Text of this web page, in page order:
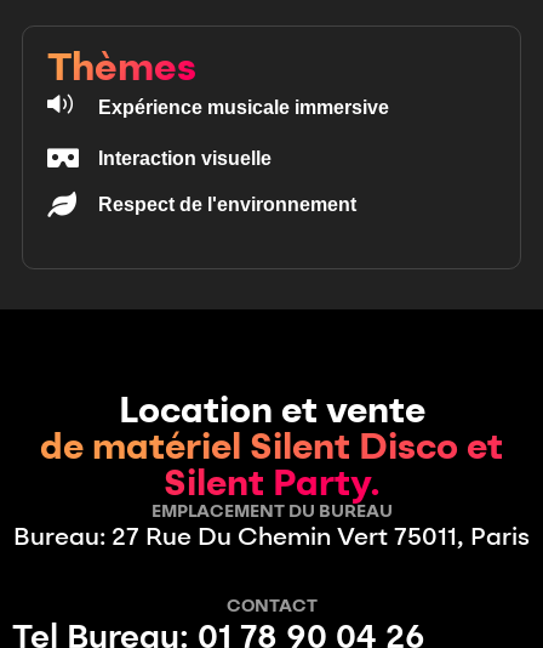
Thèmes
Expérience musicale immersive
Interaction visuelle
Respect de l'environnement
Location et vente
de matériel Silent Disco et
Silent Party.
EMPLACEMENT DU BUREAU
Bureau: 27 Rue Du Chemin Vert 75011, Paris
CONTACT
Tel Bureau: 01 78 90 04 26